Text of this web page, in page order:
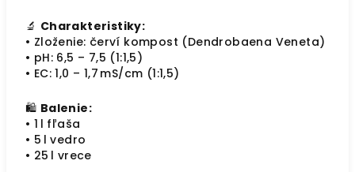
🔬 Charakteristiky:
• Zloženie: červí kompost (Dendrobaena Veneta)
• pH: 6,5 – 7,5 (1:1,5)
• EC: 1,0 – 1,7 mS/cm (1:1,5)
🛍️ Balenie:
• 1 l fľaša
• 5 l vedro
• 25 l vrece